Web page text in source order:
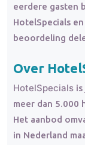
eerdere gasten
HotelSpecials
beoordeling
Over
HotelSpecials
meer dan 5.000
Het aanbod
in Nederland